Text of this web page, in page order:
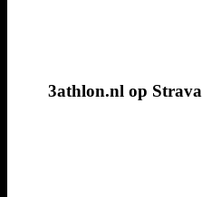
3athlon.nl op Strava